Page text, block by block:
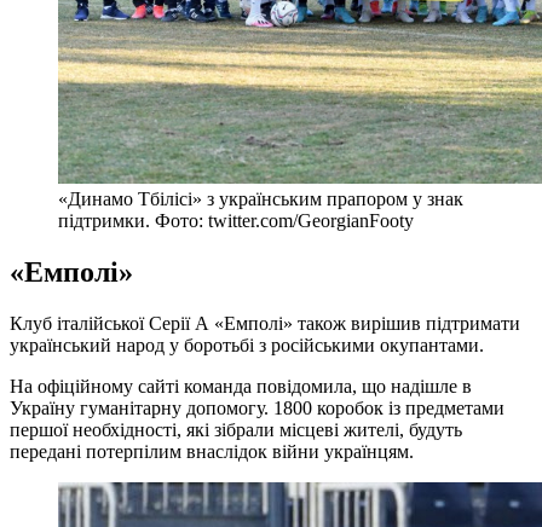
«Динамо Тбілісі» з українським прапором у знак
підтримки. Фото: twitter.com/GeorgianFooty
«Емполі»
Клуб італійської Серії А «Емполі» також вирішив підтримати
український народ у боротьбі з російськими окупантами.
На офіційному сайті команда повідомила, що надішле в
Україну гуманітарну допомогу. 1800 коробок із предметами
першої необхідності, які зібрали місцеві жителі, будуть
передані потерпілим внаслідок війни українцям.